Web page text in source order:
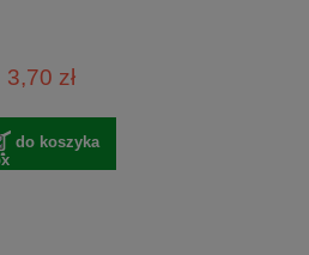
3,70 zł
do koszyka